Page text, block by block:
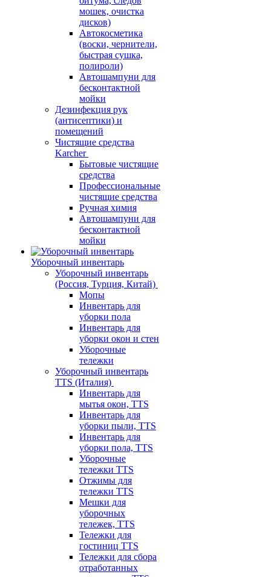
мошек, очистка
дисков)
Автокосметика
(воски, чернители,
быстрая сушка,
полироли)
Автошампуни для
бесконтактной
мойки
Дезинфекция рук
(антисептики) и
помещений
Чистящие средства
Karcher
Бытовые чистящие
средства
Профессиональные
чистящие средства
Ручная химия
Автошампуни для
бесконтактной
мойки
Уборочный инвентарь
Уборочный инвентарь
(Россия, Турция, Китай)
Мопы
Инвентарь для
уборки пола
Инвентарь для
уборки окон и стен
Уборочные
тележки
Уборочный инвентарь
TTS (Италия)
Инвентарь для
мытья окон, TTS
Инвентарь для
уборки пыли, TTS
Инвентарь для
уборки пола, TTS
Уборочные
тележки TTS
Отжимы для
тележки TTS
Мешки для
уборочных
тележек, TTS
Тележки для
гостиниц TTS
Тележки для сбора
отработанных